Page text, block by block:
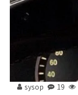
sysop 19